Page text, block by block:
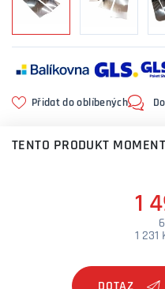
Přidat do oblíbených
TENTO PRODUKT
1
1 231